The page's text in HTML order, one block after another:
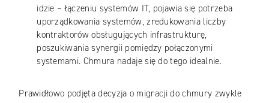
idzie – łączeniu systemów IT, pojawia się potrzeba
uporządkowania systemów, zredukowania liczby
kontraktorów obsługujących infrastrukturę,
poszukiwania synergii pomiędzy połączonymi
systemami. Chmura nadaje się do tego idealnie.
Prawidłowo podjęta decyzja o migracji do chmury zwykle